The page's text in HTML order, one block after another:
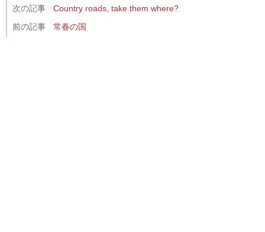
次の記事
Country roads, take them where?
前の記事
常春の国